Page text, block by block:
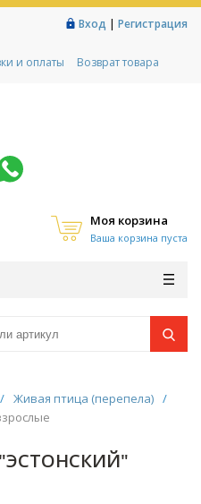
Вход | Регистрация
и оплаты
Возврат товара
Моя корзина
Ваша корзина пуста
/ Живая птица (перепела) /